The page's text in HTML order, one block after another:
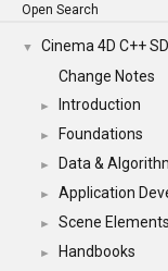
Open Search
▼
Cinema 4D C++
Change Notes
► Introduction
► Foundations
► Data &
► Application
► Scene Elements
► Handbooks